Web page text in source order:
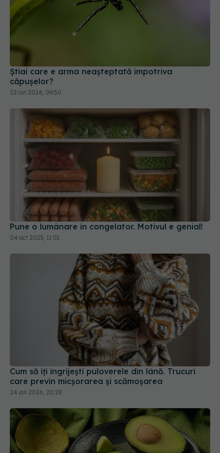
Știai care e arma neașteptată împotriva
căpușelor?
Pune o lumânare în congelator. Motivul e genial!
04 oct 2025, 11:01
Cum să îți îngrijești puloverele din lână. Trucuri
care previn micșorarea și scămoșarea